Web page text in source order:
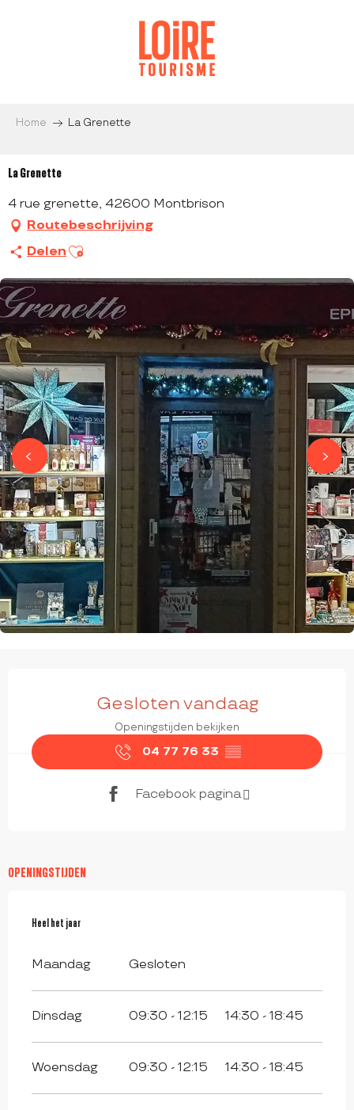
Home La Grenette
La Grenette
4 rue grenette, 42600 Montbrison
Routebeschrijving
Delen Ajouter aux favoris
Gesloten vandaag
Openingstijden bekijken
04 77 76 33 ▒▒
Facebook pagina
OPENINGSTIJDEN
Heel het jaar
Heel het jaar
Maandag Gesloten
Dinsdag 09:30 - 12:15 14:30 - 18:45
Woensdag 09:30 - 12:15 14:30 - 18:45